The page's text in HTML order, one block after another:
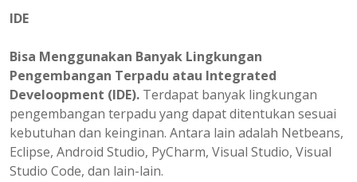
IDE
Bisa Menggunakan Banyak Lingkungan
Pengembangan Terpadu atau Integrated
Develoopment (IDE). Terdapat banyak lingkungan
pengembangan terpadu yang dapat ditentukan sesuai
kebutuhan dan keinginan. Antara lain adalah Netbeans,
Eclipse, Android Studio, PyCharm, Visual Studio, Visual
Studio Code, dan lain-lain.